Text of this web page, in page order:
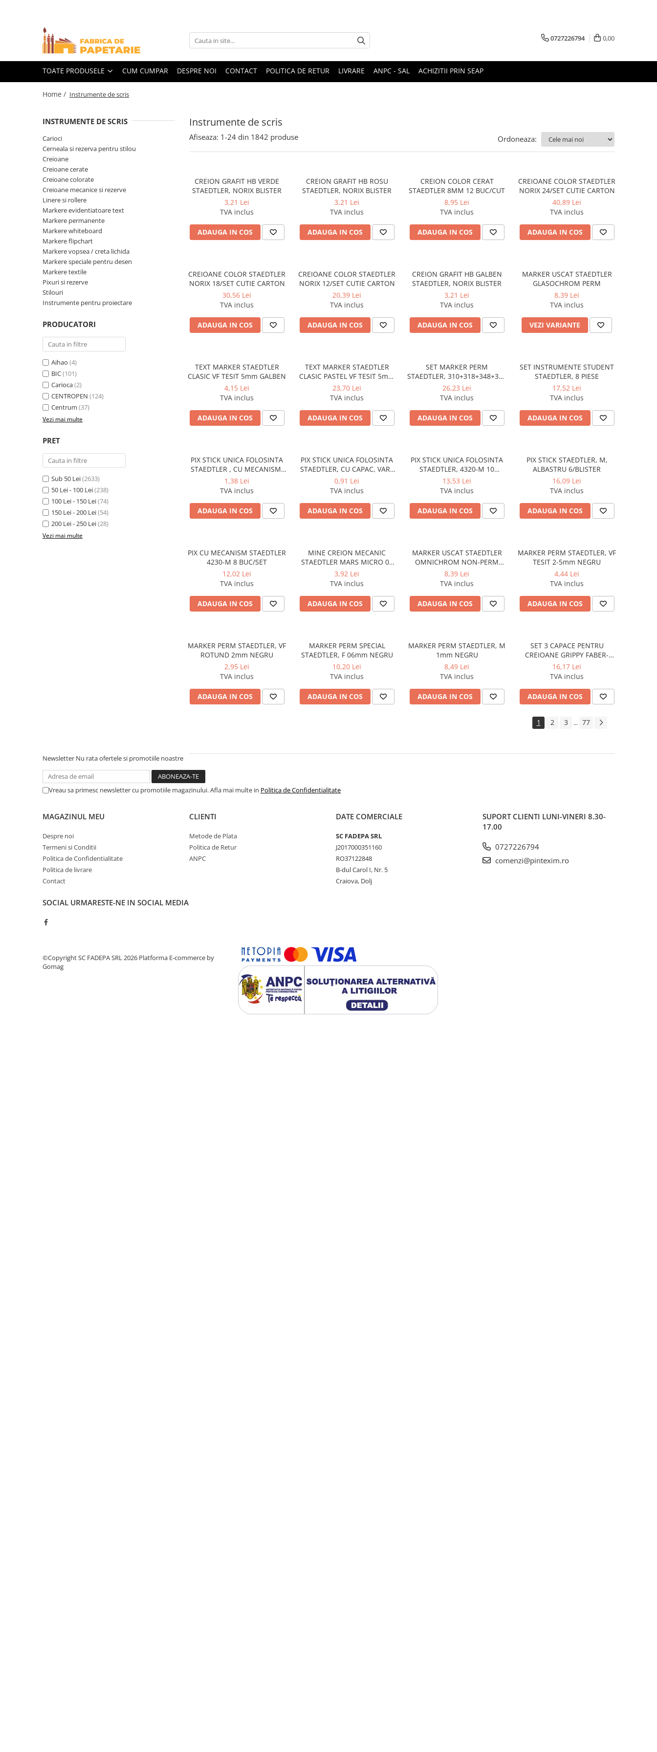
Toate Produsele
Hartie si articole din hartie
Hartie color pentru copiator
Papetarie personalizata
Notes adeziv si index adeziv
Bloc Notes-uri brosate
Bloc Notes-uri spiralizate
Plicuri personalizate
Tipizate autocopiative
Tipizate autocopiative
personalizate
Tipizate offset
Tipizate offset personalizate
Rezerva cub notes
Indigo si hartie carbon
Caiete pentru birou
Produse si rechizite scolare
Caiete si produse din hartie
Caiete incepatori Tip I, II, III
Caiete speciale
Hartie creponata
Hartie glacee
Vocabulare
Ierbare scolare
Etichete scolare
Acuarele, guase, tempera si
Compas scolar
Truse geometrie
Markere evidentiatoare text
Markere permanente
Markere speciale pentru desen
Produse Craft
Ghiozdane si genti scolare
Carti si jocuri pentru copii
0727226794 0,00
TOATE PRODUSELE CUM CUMPAR DESPRE NOI CONTACT POLITICA DE RETUR LIVRARE ANPC - SAL ACHIZITII PRIN SEAP
Home / Instrumente de scris
Instrumente de scris
INSTRUMENTE DE SCRIS
Carioci
Cerneala si rezerva pentru stilou
Creioane
Creioane cerate
Creioane colorate
Creioane mecanice si rezerve
Linere si rollere
Markere evidentiatoare text
Markere permanente
Markere whiteboard
Markere flipchart
Markere vopsea / creta lichida
Markere speciale pentru desen
Markere textile
Pixuri si rezerve
Stilouri
Instrumente pentru proiectare
PRODUCATORI
Aihao (4)
BIC(101)
Carioca(2)
CENTROPEN (124)
Centrum (37)
Vezi mai multe
PRET
Sub 50 Lei(2633)
50 Lei - 100 Lei(238)
100 Lei - 150 Lei(74)
150 Lei - 200 Lei(54)
200 Lei - 250 Lei(28)
Vezi mai multe
Afiseaza: 1-24 din 1842 produse Ordoneaza:
CREION GRAFIT HB VERDE
STAEDTLER, NORIX BLISTER
3,21 Lei
TVA inclus
ADAUGA IN COS
CREION GRAFIT HB ROSU
STAEDTLER, NORIX BLISTER
3,21 Lei
TVA inclus
ADAUGA IN COS
CREION COLOR CERAT
STAEDTLER 8MM 12 BUC/CUT
8,95 Lei
TVA inclus
ADAUGA IN COS
CREIOANE COLOR STAEDTLER
NORIX 24/SET CUTIE CARTON
40,89 Lei
TVA inclus
ADAUGA IN COS
CREIOANE COLOR STAEDTLER
NORIX 18/SET CUTIE CARTON
30,56 Lei
TVA inclus
ADAUGA IN COS
CREIOANE COLOR STAEDTLER
NORIX 12/SET CUTIE CARTON
20,39 Lei
TVA inclus
ADAUGA IN COS
CREION GRAFIT HB GALBEN
STAEDTLER, NORIX BLISTER
3,21 Lei
TVA inclus
ADAUGA IN COS
MARKER USCAT STAEDTLER
GLASOCHROM PERM
8,39 Lei
TVA inclus
VEZI VARIANTE
TEXT MARKER STAEDTLER
CLASIC VF TESIT 5mm GALBEN
4,15 Lei
TVA inclus
ADAUGA IN COS
TEXT MARKER STAEDTLER
CLASIC PASTEL VF TESIT 5mm
4CUL/SET
23,70 Lei
TVA inclus
ADAUGA IN COS
SET MARKER PERM
STAEDTLER, 310+318+348+350
NEGRU/BLISTER
26,23 Lei
TVA inclus
ADAUGA IN COS
SET INSTRUMENTE STUDENT
STAEDTLER, 8 PIESE
17,52 Lei
TVA inclus
ADAUGA IN COS
PIX STICK UNICA FOLOSINTA
STAEDTLER , CU MECANISM,
VARF MEDIU ALBASTRU
1,38 Lei
TVA inclus
ADAUGA IN COS
PIX STICK UNICA FOLOSINTA
STAEDTLER, CU CAPAC, VARF
MEDIU ALBASTRU
0,91 Lei
TVA inclus
ADAUGA IN COS
PIX STICK UNICA FOLOSINTA
STAEDTLER, 4320-M 10
BUC/SET
13,53 Lei
TVA inclus
ADAUGA IN COS
PIX STICK STAEDTLER, M,
ALBASTRU 6/BLISTER
16,09 Lei
TVA inclus
ADAUGA IN COS
PIX CU MECANISM STAEDTLER
4230-M 8 BUC/SET
12,02 Lei
TVA inclus
ADAUGA IN COS
MINE CREION MECANIC
STAEDTLER MARS MICRO 07
HB 12/SET
3,92 Lei
TVA inclus
ADAUGA IN COS
MARKER USCAT STAEDTLER
OMNICHROM NON-PERM
ROSU
8,39 Lei
TVA inclus
ADAUGA IN COS
MARKER PERM STAEDTLER, VF
TESIT 2-5mm NEGRU
4,44 Lei
TVA inclus
ADAUGA IN COS
MARKER PERM STAEDTLER, VF
ROTUND 2mm NEGRU
2,95 Lei
TVA inclus
ADAUGA IN COS
MARKER PERM SPECIAL
STAEDTLER, F 06mm NEGRU
10,20 Lei
TVA inclus
ADAUGA IN COS
MARKER PERM STAEDTLER, M
1mm NEGRU
8,49 Lei
TVA inclus
ADAUGA IN COS
SET 3 CAPACE PENTRU
CREIOANE GRIPPY FABER-
CASTELL
16,17 Lei
TVA inclus
ADAUGA IN COS
1 2 3 ... 77
Newsletter Nu rata ofertele si promotiile noastre
Vreau sa primesc newsletter cu promotiile magazinului. Afla mai multe in Politica de Confidentialitate
MAGAZINUL MEU
Despre noi
Termeni si Conditii
Politica de Confidentialitate
Politica de livrare
Contact
CLIENTI
Metode de Plata
Politica de Retur
ANPC
DATE COMERCIALE
SC FADEPA SRL
J2017000351160
RO37122848
B-dul Carol I, Nr. 5
Craiova, Dolj
SUPORT CLIENTI LUNI-VINERI 8.30-
17.00
0727226794
comenzi@pintexim.ro
SOCIAL URMARESTE-NE IN SOCIAL MEDIA
©Copyright SC FADEPA SRL 2026 Platforma E-commerce by
Gomag